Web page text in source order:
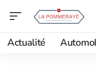
Actualité